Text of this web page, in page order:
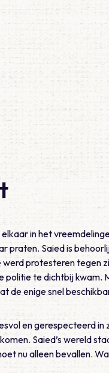
in het
praten. Saied is
werd protesteren tegen
politie te dichtbij kwam.
de enige snel
en gerespecteerd
Saied’s wereld
nu alleen bevallen.